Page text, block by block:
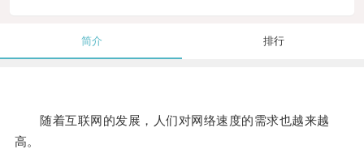
简介 排行
随着互联网的发展，人们对网络速度的需求也越来越
高。